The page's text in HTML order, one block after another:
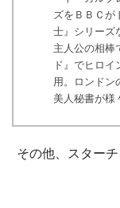
ズをＢＢＣが
士』シリーズ
主人公の相棒
ド』でヒロ
用。ロンドン
美人秘書が様
その他、スター